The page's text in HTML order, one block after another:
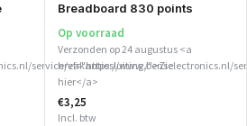
service/vakantiesluiting/">Zie
Breadboard 830 points
Op voorraad
Verzonden op 24 augustus <a
href="https://www.benselectronics.nl/
hier</a>
€3,25
Incl. btw